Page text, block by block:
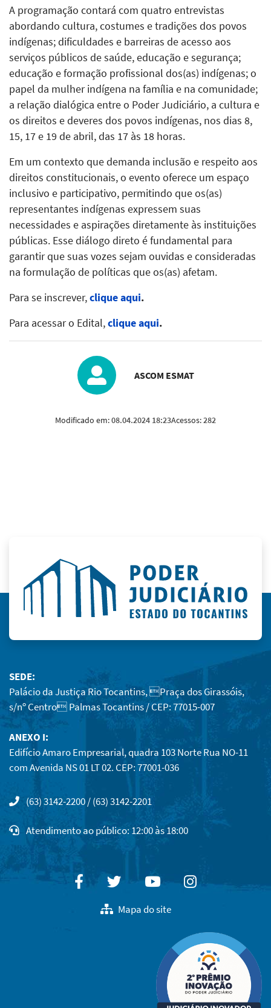
A programação contará com quatro entrevistas
abordando cultura, costumes e tradições dos povos
indígenas; dificuldades e barreiras de acesso aos
serviços públicos de saúde, educação e segurança;
educação e formação profissional dos(as) indígenas; o
papel da mulher indígena na família e na comunidade;
a relação dialógica entre o Poder Judiciário, a cultura e
os direitos e deveres dos povos indígenas, nos dias 8,
15, 17 e 19 de abril, das 17 às 18 horas.
Em um contexto que demanda inclusão e respeito aos
direitos constitucionais, o evento oferece um espaço
inclusivo e participativo, permitindo que os(as)
representantes indígenas expressem suas
necessidades e aspirações diretamente às instituições
públicas. Esse diálogo direto é fundamental para
garantir que suas vozes sejam ouvidas e consideradas
na formulação de políticas que os(as) afetam.
Para se inscrever,clique aqui.
Para acessar o Edital,clique aqui.
ASCOM ESMAT
Modificado em:08.04.2024 18:23Acessos:282
SEDE:
Palácio da Justiça Rio Tocantins, Praça dos Girassóis,
s/nº Centro Palmas Tocantins / CEP: 77015-007
ANEXO I:
Edifício Amaro Empresarial, quadra 103 Norte Rua NO-11
com Avenida NS 01 LT 02. CEP: 77001-036
(63) 3142-2200 / (63) 3142-2201
Atendimento ao público: 12:00 às 18:00
FacebookTwitterYoutubeInstagram
Mapa do site